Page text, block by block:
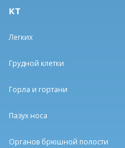
КТ
Легких
Грудной клетки
Горла и гортани
Пазух носа
Органов брюшной полости